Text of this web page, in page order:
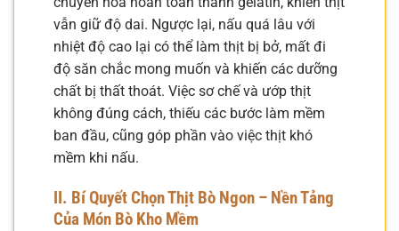
vẫn giữ độ dai. Ngược lại, nấu quá lâu với
nhiệt độ cao lại có thể làm thịt bị bở, mất đi
độ săn chắc mong muốn và khiến các dưỡng
chất bị thất thoát. Việc sơ chế và ướp thịt
không đúng cách, thiếu các bước làm mềm
ban đầu, cũng góp phần vào việc thịt khó
mềm khi nấu.
II. Bí Quyết Chọn Thịt Bò Ngon – Nền Tảng
Của Món Bò Kho Mềm